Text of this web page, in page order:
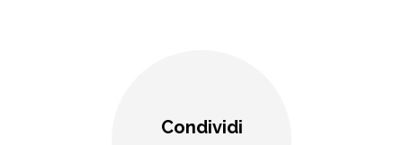
Condividi